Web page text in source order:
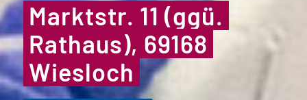
Marktstr. 11 (ggü.
Rathaus), 69168
Wiesloch